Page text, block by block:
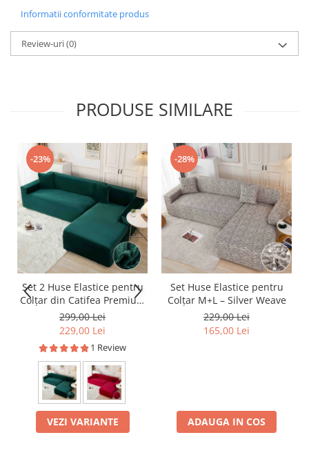
Informatii conformitate produs
Review-uri(0)
PRODUSE SIMILARE
-23%
Set 2 Huse Elastice pentru
Colțar din Catifea Premium
– M+L
299,00 Lei
229,00 Lei
1 Review
VEZI VARIANTE
-28%
Set Huse Elastice pentru
Colțar M+L – Silver Weave
229,00 Lei
165,00 Lei
ADAUGA IN COS